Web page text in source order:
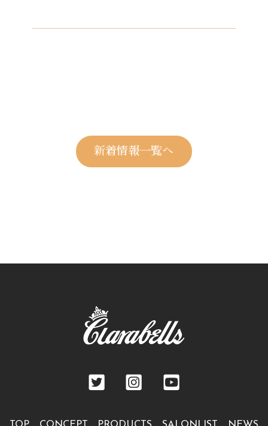
新着情報一覧へ